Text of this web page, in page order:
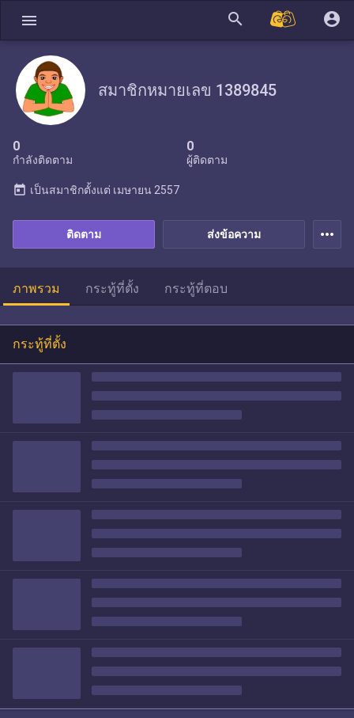
menu search account_circle
สมาชิกหมายเลข 1389845
0
กำลังติดตาม
0
ผู้ติดตาม
ส่งข้อความ
ติดตาม
today เป็นสมาชิกตั้งแต่ เมษายน 2557
more_horiz
ภาพรวม กระทู้ที่ตั้ง กระทู้ที่ตอบ
กระทู้ที่ตั้ง